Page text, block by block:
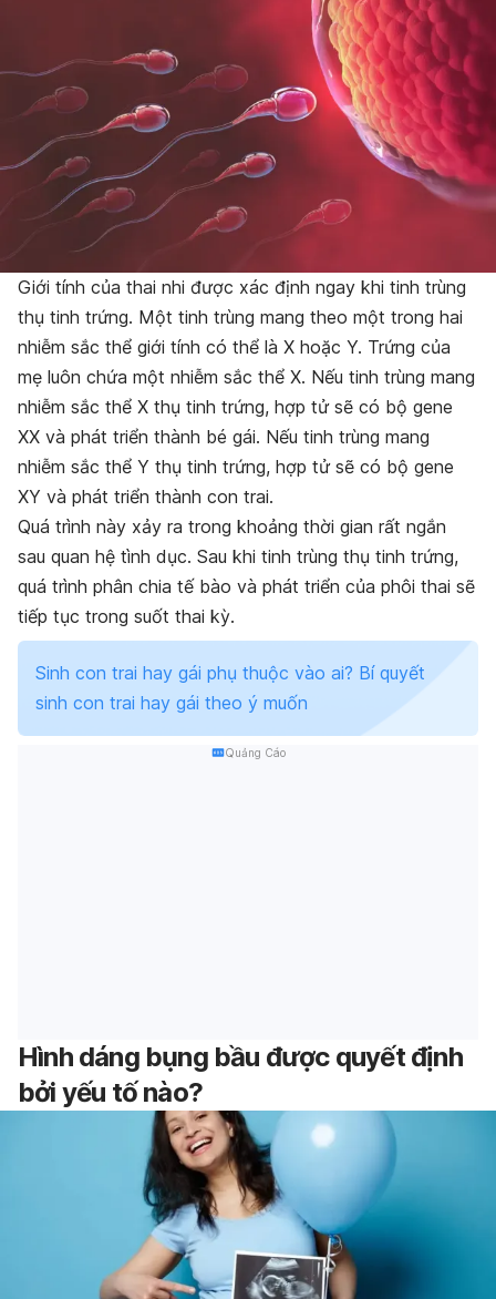
Giới tính của thai nhi được xác định ngay khi tinh trùng
thụ tinh trứng. Một tinh trùng mang theo một trong hai
nhiễm sắc thể giới tính có thể là X hoặc Y. Trứng của
mẹ luôn chứa một nhiễm sắc thể X. Nếu tinh trùng mang
nhiễm sắc thể X thụ tinh trứng, hợp tử sẽ có bộ gene
XX và phát triển thành bé gái. Nếu tinh trùng mang
nhiễm sắc thể Y thụ tinh trứng, hợp tử sẽ có bộ gene
XY và phát triển thành con trai.
Quá trình này xảy ra trong khoảng thời gian rất ngắn
sau quan hệ tình dục. Sau khi tinh trùng thụ tinh trứng,
quá trình phân chia tế bào và phát triển của phôi thai sẽ
tiếp tục trong suốt thai kỳ.
Sinh con trai hay gái phụ thuộc vào ai? Bí quyết
sinh con trai hay gái theo ý muốn
Quảng Cáo
Hình dáng bụng bầu được quyết định
bởi yếu tố nào?